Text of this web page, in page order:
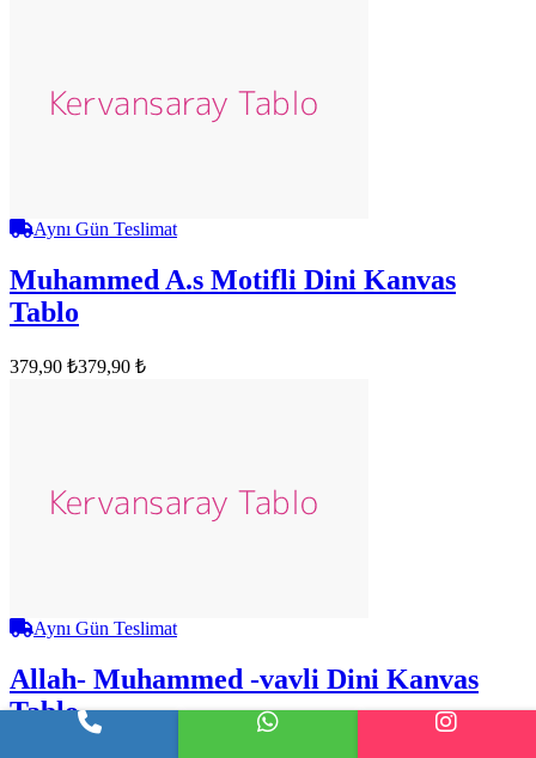
Aynı Gün Teslimat
Muhammed A.s Motifli Dini Kanvas
Tablo
379,90 ₺379,90 ₺
Aynı Gün Teslimat
Allah- Muhammed -vavli Dini Kanvas
Tablo